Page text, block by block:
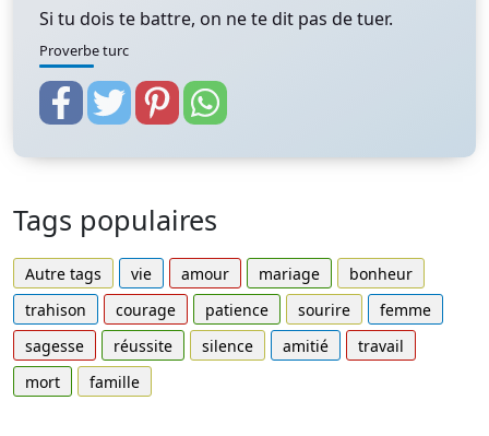
Si tu dois te battre, on ne te dit pas de tuer.
Proverbe turc
Tags populaires
Autre tags vie amour mariage
bonheur
trahison
courage patience sourire
femme
sagesse
réussite silence amitié
travail
mort
famille